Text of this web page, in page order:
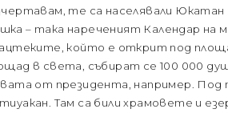
те са населявали Юкатан
– така нареченият Календар на
който е открит под
в света, събират се 100 000
от президента, например.
Там са били храмовете и